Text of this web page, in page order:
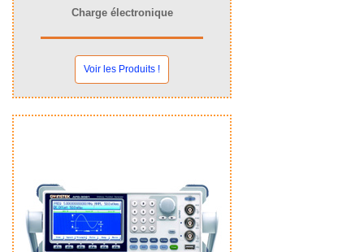
Charge électronique
Voir les Produits !